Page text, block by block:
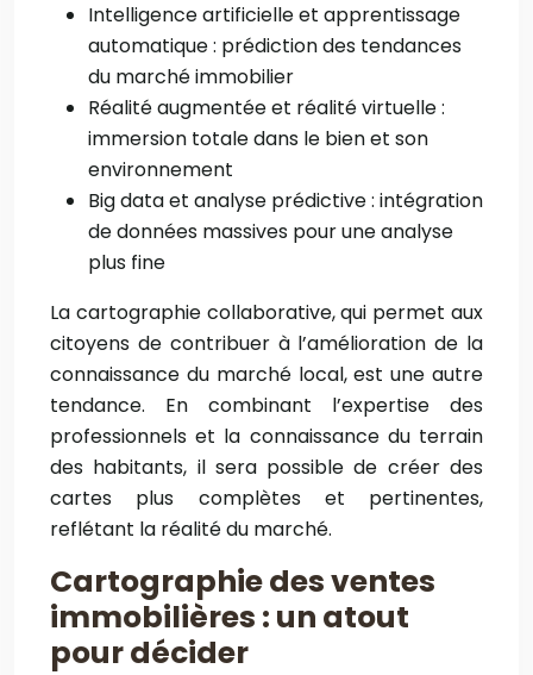
Intelligence artificielle et apprentissage
automatique : prédiction des tendances
du marché immobilier
Réalité augmentée et réalité virtuelle :
immersion totale dans le bien et son
environnement
Big data et analyse prédictive : intégration
de données massives pour une analyse
plus fine
La cartographie collaborative, qui permet aux
citoyens de contribuer à l’amélioration de la
connaissance du marché local, est une autre
tendance. En combinant l’expertise des
professionnels et la connaissance du terrain
des habitants, il sera possible de créer des
cartes plus complètes et pertinentes,
reflétant la réalité du marché.
Cartographie des ventes
immobilières : un atout
pour décider